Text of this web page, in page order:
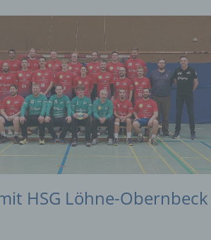
HSG Löhne-Obernbeck